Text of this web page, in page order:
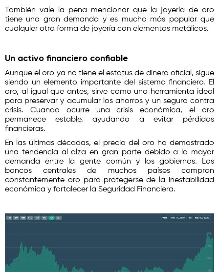
También vale la pena mencionar que la joyería de oro
tiene una gran demanda y es mucho más popular que
cualquier otra forma de joyería con elementos metálicos.
Un activo financiero confiable
Aunque el oro ya no tiene el estatus de dinero oficial, sigue
siendo un elemento importante del sistema financiero. El
oro, al igual que antes, sirve como una herramienta ideal
para preservar y acumular los ahorros y un seguro contra
crisis. Cuando ocurre una crisis económica, el oro
permanece estable, ayudando a evitar pérdidas
financieras.
En las últimas décadas, el precio del oro ha demostrado
una tendencia al alza en gran parte debido a la mayor
demanda entre la gente común y los gobiernos. Los
bancos centrales de muchos países compran
constantemente oro para protegerse de la inestabilidad
económica y fortalecer la Seguridad Financiera.